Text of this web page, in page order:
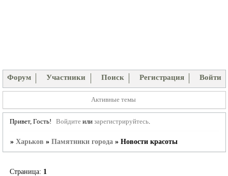
Форум Участники Поиск Регистрация Войти
Активные темы
Привет, Гость! Войдитеили зарегистрируйтесь.
» Харьков » Памятники города » Новости красоты
Страница: 1